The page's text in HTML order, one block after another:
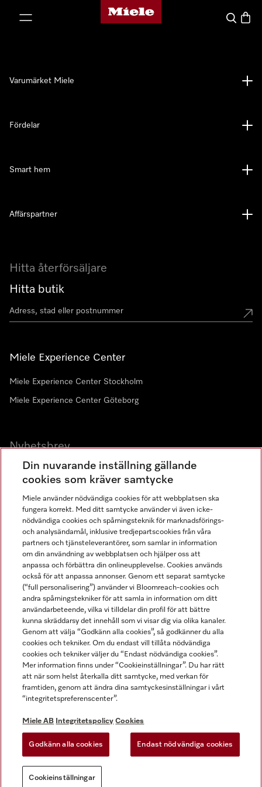
Mieles hemsida
Sök
Hitta återförsäljare
Hitta butik
Miele Experience Center
Miele Experience Center Stockholm
Miele Experience Center Göteborg
Nyhetsbrev
Gå med i vår gemenskap
Varumärket Miele
Fördelar
Smart hem
Affärspartner
Miele AB
Allmänna villkor
Användarvillkor
Miele tillgänglighetsförklaring
Lagen om digitala tjänster
Miele på LinkedIn
Miele på Facebook
Miele på Instagram
Miele på Youtube
Din nuvarande inställning gällande
cookies som kräver samtycke
Miele använder nödvändiga cookies för att webbplatsen ska
fungera korrekt. Med ditt samtycke använder vi även icke-
nödvändiga cookies och spårningsteknik för marknadsförings-
och analysändamål, inklusive tredjepartscookies från våra
partners och tjänsteleverantörer, som samlar in information
om din användning av webbplatsen och hjälper oss att
anpassa och förbättra din onlineupplevelse. Cookies används
också för att anpassa annonser. Genom ett separat samtycke
(“full personalisering”) använder vi Bloomreach-cookies och
andra spårningstekniker för att samla in information om ditt
användarbeteende, vilka vi tilldelar din profil för att bättre
kunna skräddarsy det innehåll som vi visar dig via olika kanaler.
Genom att välja “Godkänn alla cookies”, så godkänner du alla
cookies och tekniker. Om du endast vill tillåta nödvändiga
cookies och tekniker väljer du “Endast nödvändiga cookies”.
Mer information finns under “Cookieinställningar”. Du har rätt
att när som helst återkalla ditt samtycke, med verkan för
framtiden, genom att ändra dina samtyckesinställningar i vårt
“integritetspreferenscenter”.
Miele AB Integritetspolicy Cookies
Godkänn alla cookies Endast nödvändiga cookies
Cookieinställningar